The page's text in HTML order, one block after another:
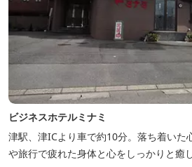
ビジネスホテルミナミ
津駅、津ICより車で約10分。落ち着いた
や旅行で疲れた身体と心をしっかりと癒